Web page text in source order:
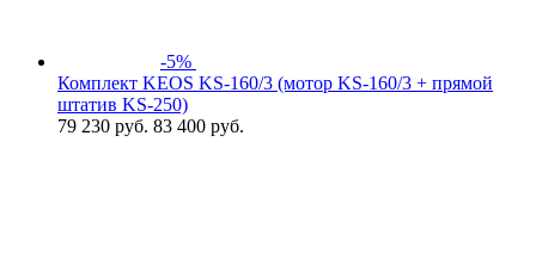
-5%
Комплект KEOS KS-160/3 (мотор KS-160/3 + прямой
штатив KS-250)
79 230 руб. 83 400 руб.